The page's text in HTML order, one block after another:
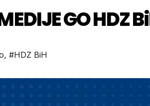
GO HDZ
, #HDZ BiH